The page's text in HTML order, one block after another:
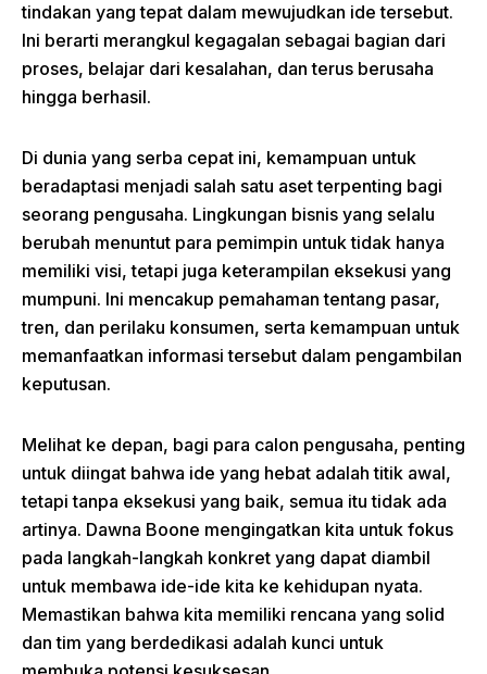
tindakan yang tepat dalam mewujudkan ide tersebut.
Ini berarti merangkul kegagalan sebagai bagian dari
proses, belajar dari kesalahan, dan terus berusaha
hingga berhasil.
Di dunia yang serba cepat ini, kemampuan untuk
beradaptasi menjadi salah satu aset terpenting bagi
seorang pengusaha. Lingkungan bisnis yang selalu
berubah menuntut para pemimpin untuk tidak hanya
memiliki visi, tetapi juga keterampilan eksekusi yang
mumpuni. Ini mencakup pemahaman tentang pasar,
tren, dan perilaku konsumen, serta kemampuan untuk
memanfaatkan informasi tersebut dalam pengambilan
keputusan.
Melihat ke depan, bagi para calon pengusaha, penting
untuk diingat bahwa ide yang hebat adalah titik awal,
tetapi tanpa eksekusi yang baik, semua itu tidak ada
artinya. Dawna Boone mengingatkan kita untuk fokus
pada langkah-langkah konkret yang dapat diambil
untuk membawa ide-ide kita ke kehidupan nyata.
Memastikan bahwa kita memiliki rencana yang solid
dan tim yang berdedikasi adalah kunci untuk